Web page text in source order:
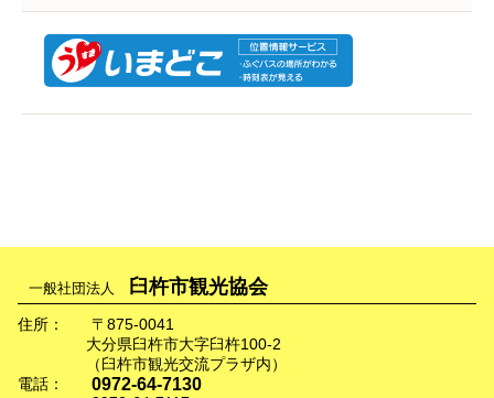
一般社団法人 臼杵市観光協会
住所：
〒875-0041
大分県臼杵市大字臼杵100-2
（臼杵市観光交流プラザ内）
電話：
0972-64-7130